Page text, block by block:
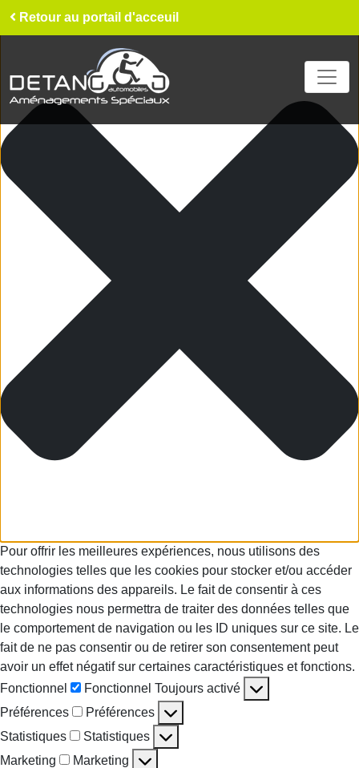
Gérer le consentement aux cookies
Pour offrir les meilleures expériences, nous utilisons des
technologies telles que les cookies pour stocker et/ou accéder
aux informations des appareils. Le fait de consentir à ces
technologies nous permettra de traiter des données telles que
le comportement de navigation ou les ID uniques sur ce site. Le
fait de ne pas consentir ou de retirer son consentement peut
avoir un effet négatif sur certaines caractéristiques et fonctions.
Fonctionnel
Fonctionnel Toujours activé
Préférences
Préférences
Statistiques
Statistiques
Marketing
Marketing
Retour au portail d'acceuil